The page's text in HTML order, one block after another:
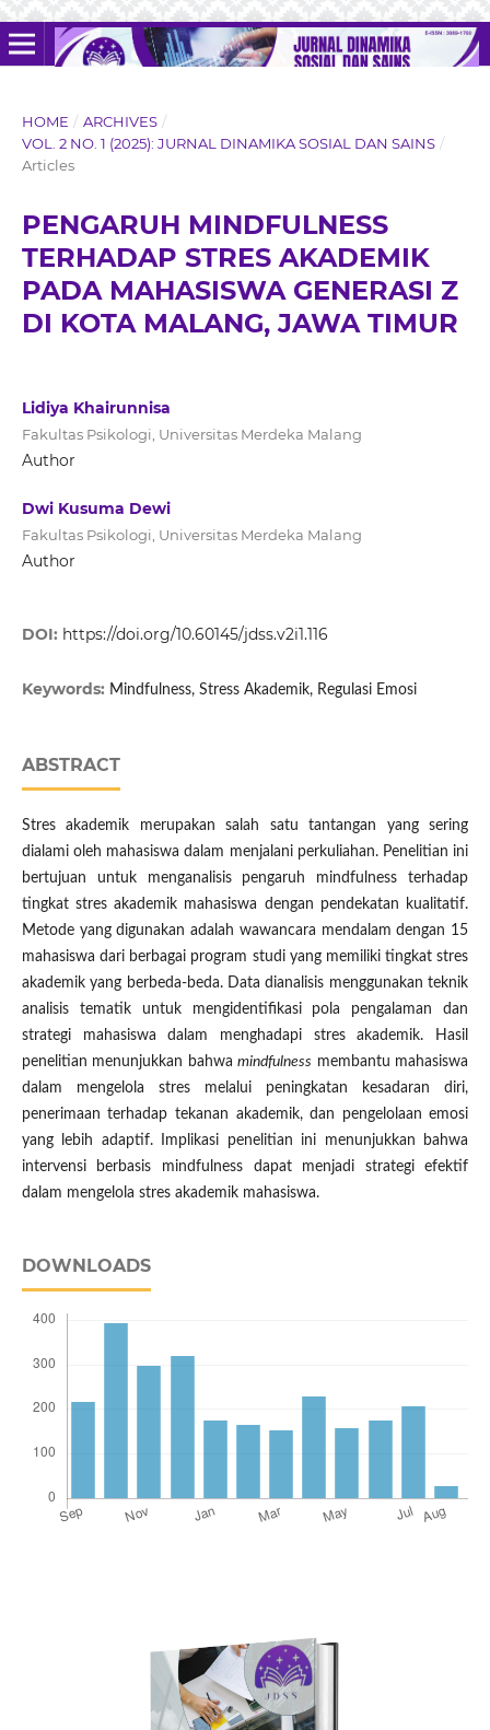
HOME / ARCHIVES /
VOL. 2 NO. 1 (2025): JURNAL DINAMIKA SOSIAL DAN SAINS /
Articles
PENGARUH MINDFULNESS
TERHADAP STRES AKADEMIK
PADA MAHASISWA GENERASI Z
DI KOTA MALANG, JAWA TIMUR
Lidiya Khairunnisa
Fakultas Psikologi, Universitas Merdeka Malang
Author
Dwi Kusuma Dewi
Fakultas Psikologi, Universitas Merdeka Malang
Author
DOI: https://doi.org/10.60145/jdss.v2i1.116
Keywords: Mindfulness, Stress Akademik, Regulasi Emosi
ABSTRACT
Stres akademik merupakan salah satu tantangan yang sering
dialami oleh mahasiswa dalam menjalani perkuliahan. Penelitian ini
bertujuan untuk menganalisis pengaruh mindfulness terhadap
tingkat stres akademik mahasiswa dengan pendekatan kualitatif.
Metode yang digunakan adalah wawancara mendalam dengan 15
mahasiswa dari berbagai program studi yang memiliki tingkat stres
akademik yang berbeda-beda. Data dianalisis menggunakan teknik
analisis tematik untuk mengidentifikasi pola pengalaman dan
strategi mahasiswa dalam menghadapi stres akademik. Hasil
penelitian menunjukkan bahwamindfulness membantu mahasiswa
dalam mengelola stres melalui peningkatan kesadaran diri,
penerimaan terhadap tekanan akademik, dan pengelolaan emosi
yang lebih adaptif. Implikasi penelitian ini menunjukkan bahwa
intervensi berbasis mindfulness dapat menjadi strategi efektif
dalam mengelola stres akademik mahasiswa.
DOWNLOADS